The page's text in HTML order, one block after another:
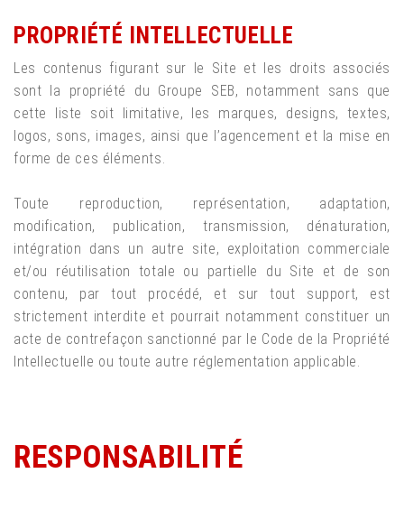
PROPRIÉTÉ INTELLECTUELLE
Les contenus figurant sur le Site et les droits associés
sont la propriété du Groupe SEB, notamment sans que
cette liste soit limitative, les marques, designs, textes,
logos, sons, images, ainsi que l’agencement et la mise en
forme de ces éléments.
Toute reproduction, représentation, adaptation,
modification, publication, transmission, dénaturation,
intégration dans un autre site, exploitation commerciale
et/ou réutilisation totale ou partielle du Site et de son
contenu, par tout procédé, et sur tout support, est
strictement interdite et pourrait notamment constituer un
acte de contrefaçon sanctionné par le Code de la Propriété
Intellectuelle ou toute autre réglementation applicable.
RESPONSABILITÉ